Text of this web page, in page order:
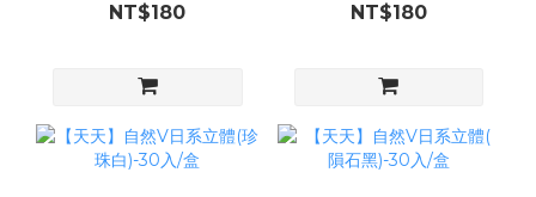
NT$180 NT$180